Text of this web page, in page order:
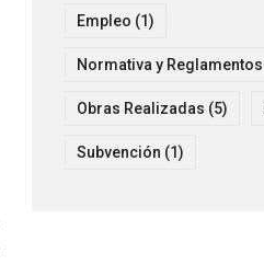
Empleo (1)
Normativa y Reglamentos
Obras Realizadas (5)
Subvención (1)